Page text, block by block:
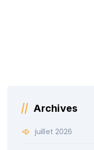
Archives
juillet 2026